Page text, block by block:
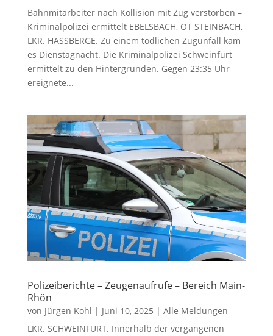
Bahnmitarbeiter nach Kollision mit Zug verstorben –
Kriminalpolizei ermittelt EBELSBACH, OT STEINBACH,
LKR. HASSBERGE. Zu einem tödlichen Zugunfall kam
es Dienstagnacht. Die Kriminalpolizei Schweinfurt
ermittelt zu den Hintergründen. Gegen 23:35 Uhr
ereignete...
Polizeiberichte – Zeugenaufrufe – Bereich Main-
Rhön
von Jürgen Kohl | Juni 10, 2025 | Alle Meldungen
LKR. SCHWEINFURT. Innerhalb der vergangenen